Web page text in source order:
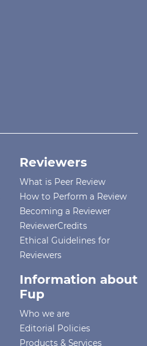
Reviewers
What is Peer Review
How to Perform a Review
Becoming a Reviewer
ReviewerCredits
Ethical Guidelines for
Reviewers
Information about
Fup
Who we are
Editorial Policies
Products & Services